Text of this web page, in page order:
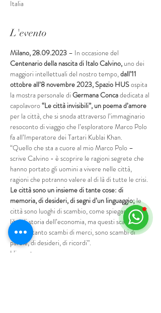
Italia
L'evento
Milano, 28.09.2023 – In occasione del
Centenario della nascita di Italo Calvino, uno dei
maggiori intellettuali del nostro tempo, dall’11
ottobre all’8 novembre 2023, Spazio HUS ospita
la mostra personale di Germana Conca dedicata al
capolavoro “Le città invisibili”, un poema d’amore
per la città, che si snoda attraverso l’immaginario
resoconto di viaggio che l’esploratore Marco Polo
fa all’Imperatore dei Tartari Kublai Khan.
“Quello che sta a cuore al mio Marco Polo –
scrive Calvino - è scoprire le ragioni segrete che
hanno portato gli uomini a vivere nelle città,
ragioni che potranno valere al di là di tutte le crisi.
Le città sono un insieme di tante cose: di
memoria, di desideri, di segni d’un linguaggio; le
città sono luoghi di scambio, come spiegano tutti i
libri di storia dell’economia, ma questi scambi non
sono soltanto scambi di merci, sono scambi di
parole, di desideri, di ricordi”.
L’incontro con…